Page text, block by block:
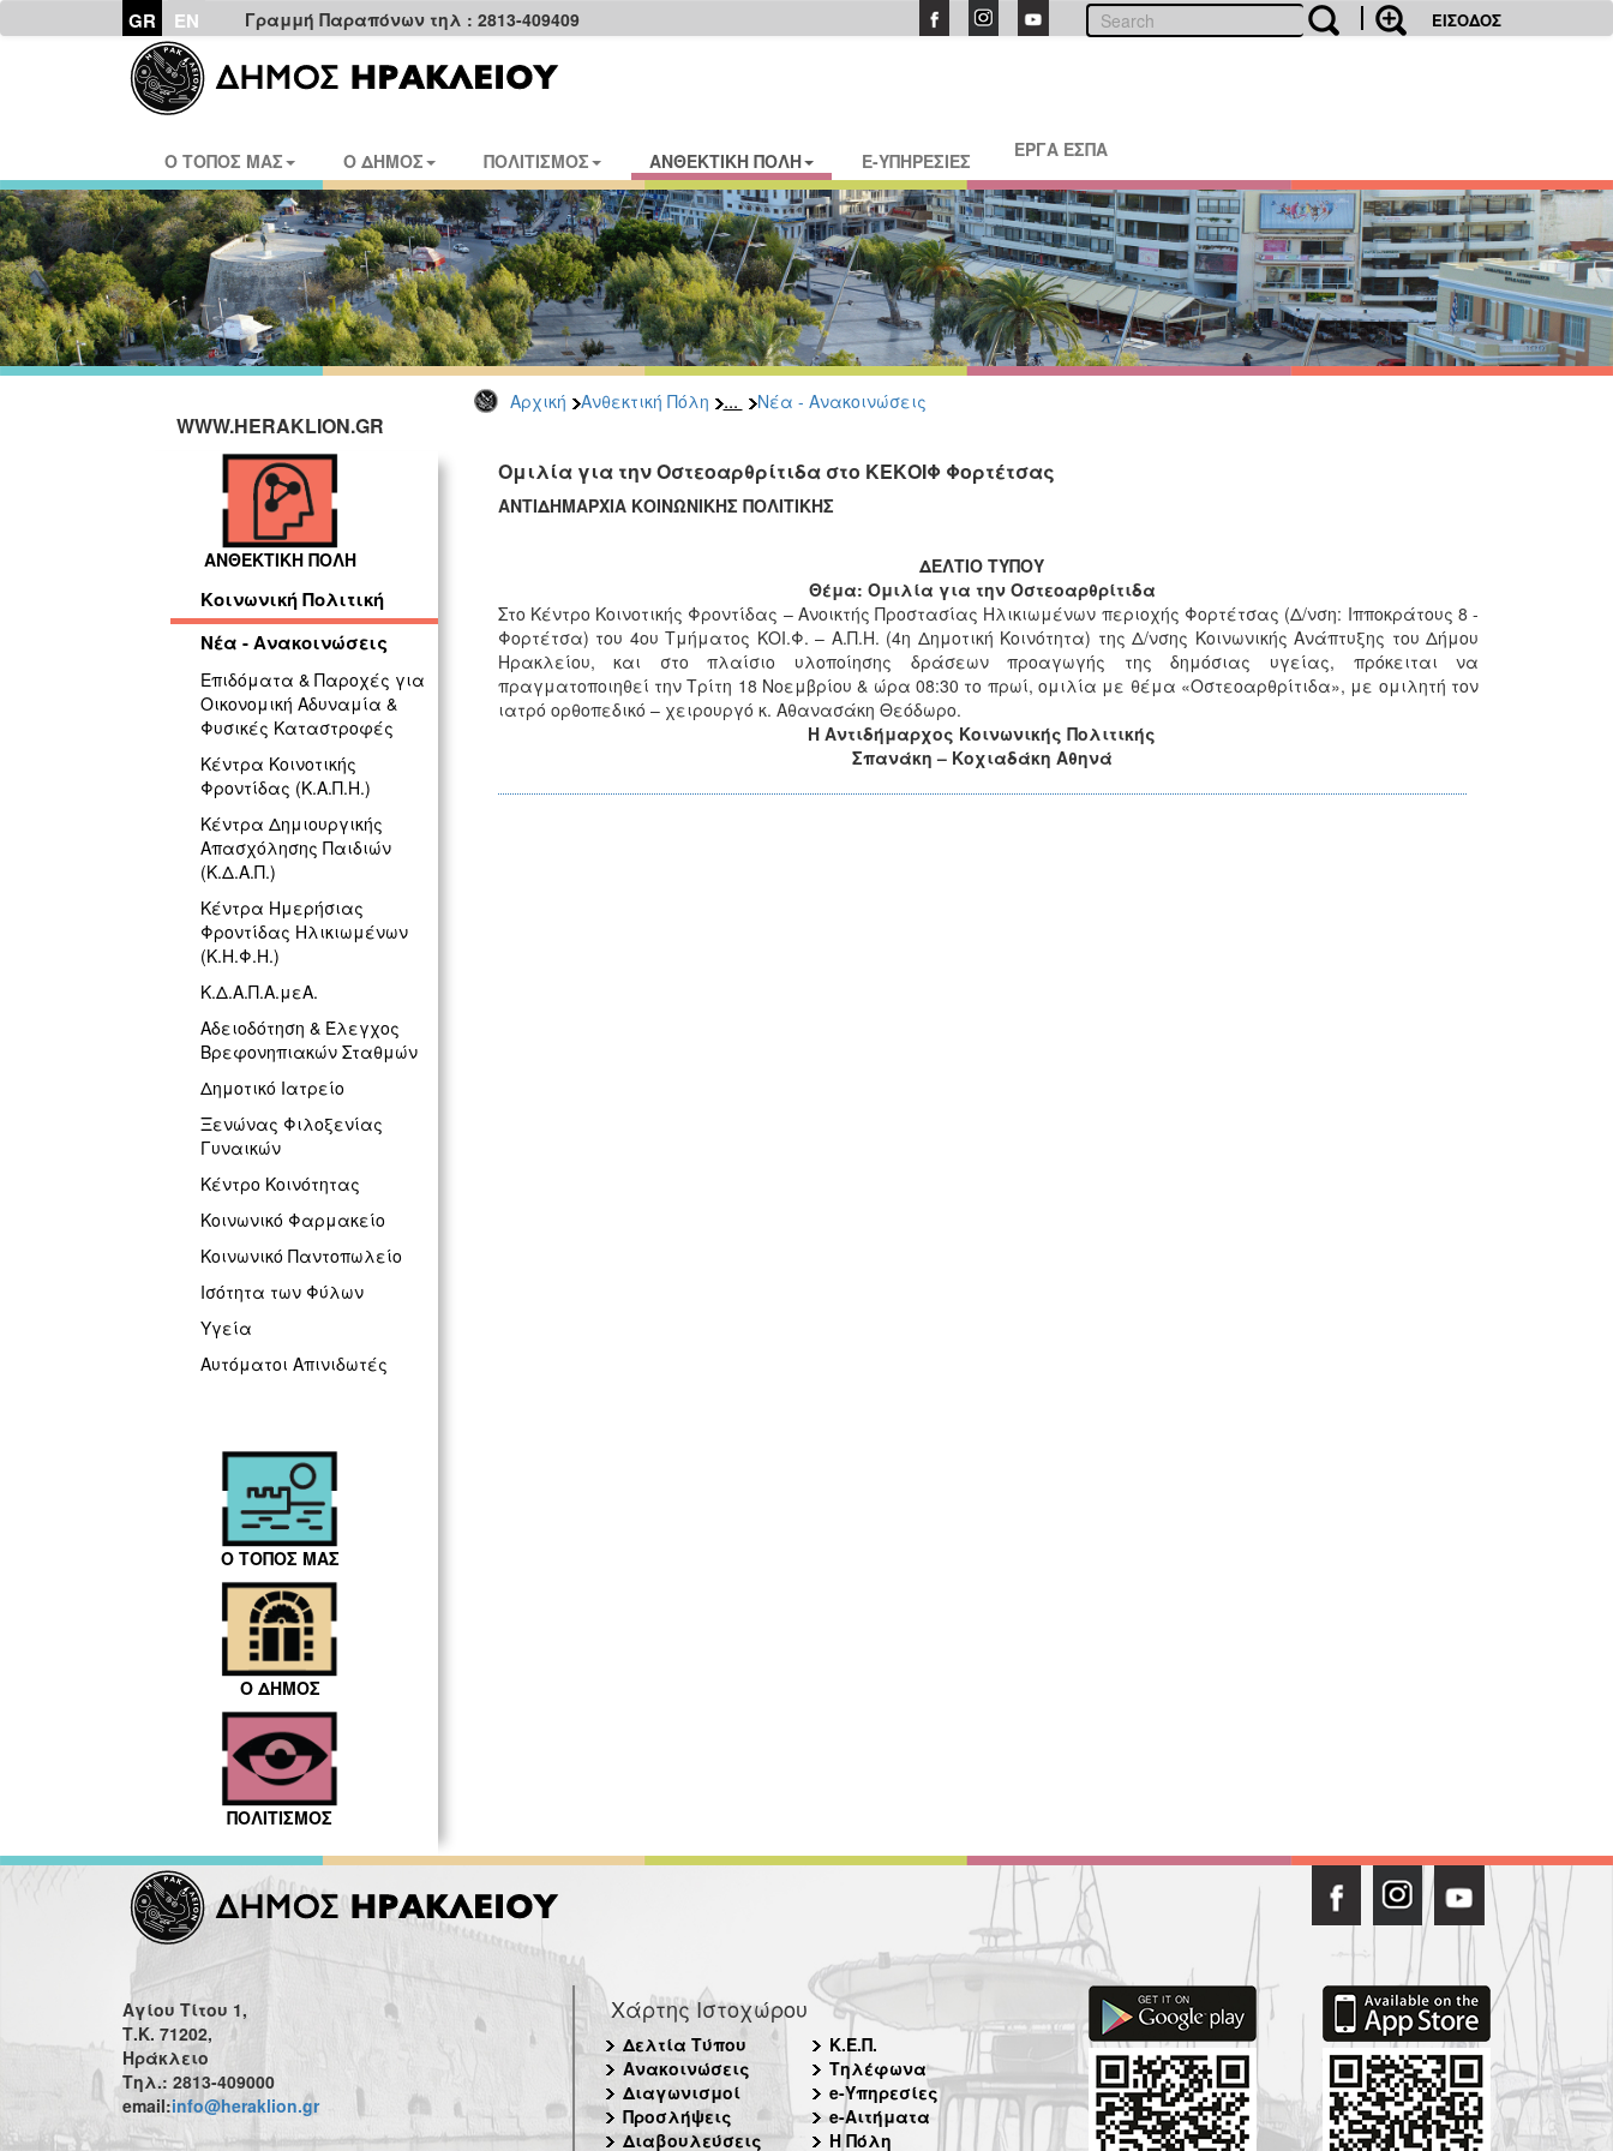
GR EN Γραμμή Παραπόνων τηλ : 2813-409409 ΕΙΣΟΔΟΣ
Ο ΤΟΠΟΣ ΜΑΣ Ο ΔΗΜΟΣ ΠΟΛΙΤΙΣΜΟΣ ΑΝΘΕΚΤΙΚΗ ΠΟΛΗ E-ΥΠΗΡΕΣΙΕΣ ΕΡΓΑ ΕΣΠΑ
Αρχική Ανθεκτική Πόλη ... Νέα - Ανακοινώσεις
WWW.HERAKLION.GR
ΑΝΘΕΚΤΙΚΗ ΠΟΛΗ
Κοινωνική Πολιτική
Νέα - Ανακοινώσεις
Επιδόματα & Παροχές για
Οικονομική Αδυναμία &
Φυσικές Καταστροφές
Κέντρα Κοινοτικής
Φροντίδας (Κ.Α.Π.Η.)
Κέντρα Δημιουργικής
Απασχόλησης Παιδιών
(Κ.Δ.Α.Π.)
Κέντρα Ημερήσιας
Φροντίδας Ηλικιωμένων
(Κ.Η.Φ.Η.)
Κ.Δ.Α.Π.Α.μεΑ.
Αδειοδότηση & Έλεγχος
Βρεφονηπιακών Σταθμών
Δημοτικό Ιατρείο
Ξενώνας Φιλοξενίας
Γυναικών
Κέντρο Κοινότητας
Κοινωνικό Φαρμακείο
Κοινωνικό Παντοπωλείο
Ισότητα των Φύλων
Υγεία
Αυτόματοι Απινιδωτές
Ο ΤΟΠΟΣ ΜΑΣ
Ο ΔΗΜΟΣ
ΠΟΛΙΤΙΣΜΟΣ
Ομιλία για την Οστεοαρθρίτιδα στο ΚΕΚΟΙΦ Φορτέτσας
ΑΝΤΙΔΗΜΑΡΧΙΑ ΚΟΙΝΩΝΙΚΗΣ ΠΟΛΙΤΙΚΗΣ
ΔΕΛΤΙΟ ΤΥΠΟΥ
Θέμα: Ομιλία για την Οστεοαρθρίτιδα
Στο Κέντρο Κοινοτικής Φροντίδας – Ανοικτής Προστασίας Ηλικιωμένων περιοχής Φορτέτσας (Δ/νση: Ιπποκράτους 8 -
Φορτέτσα) του 4ου Τμήματος ΚΟΙ.Φ. – Α.Π.Η. (4η Δημοτική Κοινότητα) της Δ/νσης Κοινωνικής Ανάπτυξης του Δήμου
Ηρακλείου, και στο πλαίσιο υλοποίησης δράσεων προαγωγής της δημόσιας υγείας, πρόκειται να
πραγματοποιηθεί την Τρίτη 18 Νοεμβρίου & ώρα 08:30 το πρωί, ομιλία με θέμα «Οστεοαρθρίτιδα», με ομιλητή τον
ιατρό ορθοπεδικό – χειρουργό κ. Αθανασάκη Θεόδωρο.
Η Αντιδήμαρχος Κοινωνικής Πολιτικής
Σπανάκη – Κοχιαδάκη Αθηνά
Αγίου Τίτου 1,
Τ.Κ. 71202,
Ηράκλειο
Τηλ.: 2813-409000
email:info@heraklion.gr
Χάρτης Ιστοχώρου
Δελτία Τύπου
Ανακοινώσεις
Διαγωνισμοί
Προσλήψεις
Διαβουλεύσεις
Κ.Ε.Π.
Τηλέφωνα
e-Υπηρεσίες
e-Αιτήματα
Η Πόλη